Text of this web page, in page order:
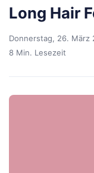
Long Hair
Donnerstag, 26. März
8 Min. Lesezeit